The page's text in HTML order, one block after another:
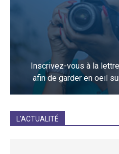
Inscrivez-vous à la
afin de garder en oeil
L'ACTUALITÉ